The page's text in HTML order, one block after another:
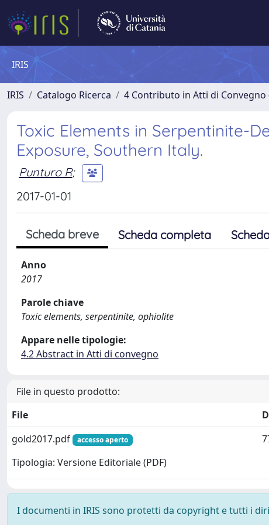
IRIS
IRIS Catalogo Ricerca 4 Contributo in Atti di Convegno
Toxic Elements in Serpentinite-
Exposure, Southern Italy.
Punturo R;
2017-01-01
Scheda breve Scheda completa
Anno
2017
Parole chiave
Toxic elements, serpentinite, ophiolite
Appare nelle tipologie:
4.2 Abstract in Atti di convegno
File in questo prodotto:
File
gold2017.pdf
accesso aperto
Tipologia: Versione Editoriale (PDF)
I documenti in IRIS sono protetti da copyright e tutti i